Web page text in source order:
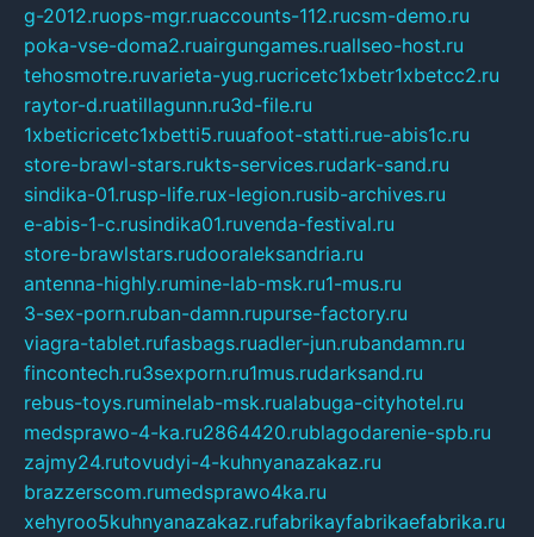
g-2012.ruops-mgr.ruaccounts-112.rucsm-demo.ru
poka-vse-doma2.ruairgungames.ruallseo-host.ru
tehosmotre.ruvarieta-yug.rucricetc1xbetr1xbetcc2.ru
raytor-d.ruatillagunn.ru3d-file.ru
1xbeticricetc1xbetti5.ruuafoot-statti.rue-abis1c.ru
store-brawl-stars.rukts-services.rudark-sand.ru
sindika-01.rusp-life.rux-legion.rusib-archives.ru
e-abis-1-c.rusindika01.ruvenda-festival.ru
store-brawlstars.rudooraleksandria.ru
antenna-highly.rumine-lab-msk.ru1-mus.ru
3-sex-porn.ruban-damn.rupurse-factory.ru
viagra-tablet.rufasbags.ruadler-jun.rubandamn.ru
fincontech.ru3sexporn.ru1mus.rudarksand.ru
rebus-toys.ruminelab-msk.rualabuga-cityhotel.ru
medsprawo-4-ka.ru2864420.rublagodarenie-spb.ru
zajmy24.rutovudyi-4-kuhnyanazakaz.ru
brazzerscom.rumedsprawo4ka.ru
xehyroo5kuhnyanazakaz.rufabrikayfabrikaefabrika.ru